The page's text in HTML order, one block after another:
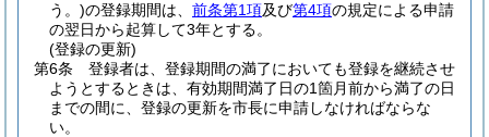
う。)の登録期間は、 前条第1項及び第4項の規定による申請
の翌日から起算して3年とする。
(登録の更新)
第6条
登録者は、登録期間の満了においても登録を継続させ
ようとするときは、有効期間満了日の1箇月前から満了の日
までの間に、登録の更新を市長に申請しなければならな
い。